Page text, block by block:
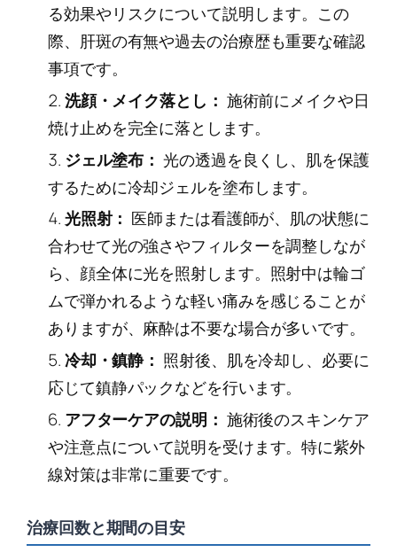
る効果やリスクについて説明します。この
際、肝斑の有無や過去の治療歴も重要な確認
事項です。
洗顔・メイク落とし： 施術前にメイクや日
焼け止めを完全に落とします。
ジェル塗布： 光の透過を良くし、肌を保護
するために冷却ジェルを塗布します。
光照射： 医師または看護師が、肌の状態に
合わせて光の強さやフィルターを調整しなが
ら、顔全体に光を照射します。照射中は輪ゴ
ムで弾かれるような軽い痛みを感じることが
ありますが、麻酔は不要な場合が多いです。
冷却・鎮静： 照射後、肌を冷却し、必要に
応じて鎮静パックなどを行います。
アフターケアの説明： 施術後のスキンケア
や注意点について説明を受けます。特に紫外
線対策は非常に重要です。
治療回数と期間の目安